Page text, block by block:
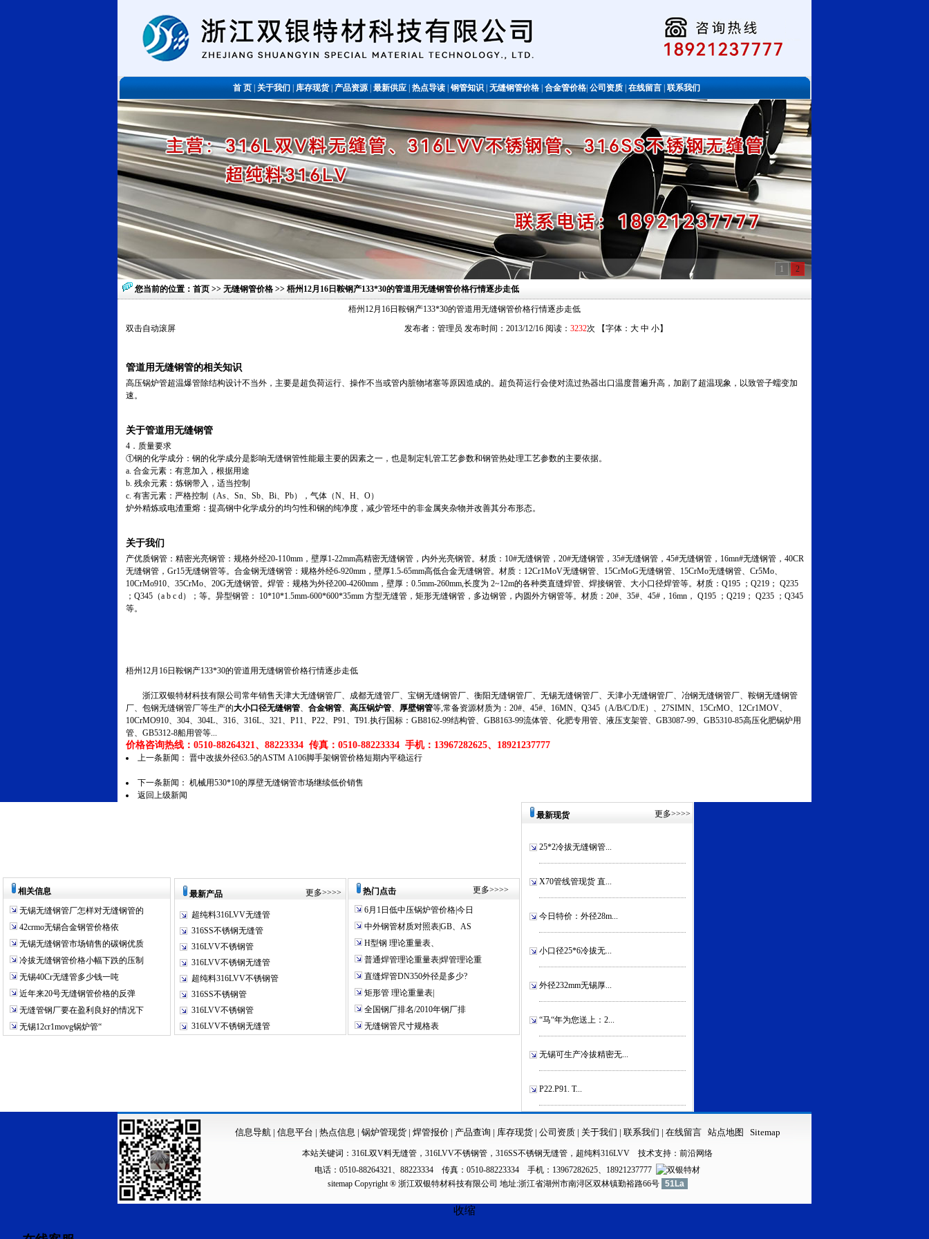
首 页关于我们库存现货|产品资源|最新供应|热点导读钢管知识无缝钢管价格合金管价格公司资质在线留言|联系我们
不锈钢管 1 2
您当前的位置： 首页 >> 无缝钢管价格 >> 梧州12月16日鞍钢产133*30的管道用无缝钢管价格行情逐步走低
梧州12月16日鞍钢产133*30的管道用无缝钢管价格行情逐步走低
双击自动滚屏
发布者：管理员 发布时间：2013/12/16 阅读： 3232次 【字体： 大 中 小】
管道用无缝钢管的相关知识
高压锅炉管超温爆管除结构设计不当外，主要是超负荷运行、操作不当或管内脏物堵塞等原因造成的。超负荷运行会使对流过热器出口温度普遍升高，加剧了超温现象，以致管子蠕变加
速。
关于管道用无缝钢管
4．质量要求
①钢的化学成分：钢的化学成分是影响无缝钢管性能最主要的因素之一，也是制定轧管工艺参数和钢管热处理工艺参数的主要依据。
a. 合金元素：有意加入，根据用途
b. 残余元素：炼钢带入，适当控制
c. 有害元素：严格控制（As、Sn、Sb、Bi、Pb），气体（N、H、O）
炉外精炼或电渣重熔：提高钢中化学成分的均匀性和钢的纯净度，减少管坯中的非金属夹杂物并改善其分布形态。
关于我们
产优质钢管：精密光亮钢管：规格外经20-110mm，壁厚1-22mm高精密无缝钢管，内外光亮钢管。材质：10#无缝钢管，20#无缝钢管，35#无缝钢管，45#无缝钢管，16mn#无缝钢管，40CR
无缝钢管，Gr15无缝钢管等。合金钢无缝钢管：规格外经6-920mm，壁厚1.5-65mm高低合金无缝钢管。材质：12Cr1MoV无缝钢管、15CrMoG无缝钢管、15CrMo无缝钢管、Cr5Mo、
10CrMo910、35CrMo、20G无缝钢管。焊管：规格为外径200-4260mm，壁厚：0.5mm-260mm,长度为 2~12m的各种类直缝焊管、焊接钢管、大小口径焊管等。材质：Q195 ；Q219； Q235
；Q345（a b c d）；等。异型钢管： 10*10*1.5mm-600*600*35mm 方型无缝管，矩形无缝钢管，多边钢管，内圆外方钢管等。材质：20#、35#、45#，16mn， Q195 ；Q219； Q235 ；Q345
等。
梧州12月16日鞍钢产133*30的管道用无缝钢管价格行情逐步走低
浙江双银特材科技有限公司常年销售天津大无缝钢管厂、成都无缝管厂、宝钢无缝钢管厂、衡阳无缝钢管厂、无锡无缝钢管厂、天津小无缝钢管厂、冶钢无缝钢管厂、鞍钢无缝钢管
厂、包钢无缝钢管厂等生产的大小口径无缝钢管、 合金钢管、 高压锅炉管、 厚壁钢管等,常备资源材质为：20#、45#、16MN、Q345（A/B/C/D/E）、27SIMN、15CrMO、12Cr1MOV、
10CrMO910、304、304L、316、316L、321、P11、P22、P91、T91.执行国标：GB8162-99结构管、GB8163-99流体管、化肥专用管、液压支架管、GB3087-99、GB5310-85高压化肥锅炉用
管、GB5312-8船用管等...
价格咨询热线：0510-88264321、88223334 传真：0510-88223334 手机：13967282625、18921237777
上一条新闻： 晋中改拔外径63.5的ASTM A106脚手架钢管价格短期内平稳运行
下一条新闻： 机械用530*10的厚壁无缝钢管市场继续低价销售
返回上级新闻
相关信息
无锡无缝钢管厂怎样对无缝钢管的
42crmo无锡合金钢管价格依
无锡无缝钢管市场销售的碳钢优质
冷拔无缝钢管价格小幅下跌的压制
无锡40Cr无缝管多少钱一吨
近年来20号无缝钢管价格的反弹
无缝管钢厂要在盈利良好的情况下
无锡12cr1movg锅炉管“
最新产品 更多>>>>
超纯料316LVV无缝管
316SS不锈钢无缝管
316LVV不锈钢管
316LVV不锈钢无缝管
超纯料316LVV不锈钢管
316SS不锈钢管
316LVV不锈钢管
316LVV不锈钢无缝管
热门点击 更多>>>>
6月1日低中压锅炉管价格|今日
中外钢管材质对照表|GB、AS
H型钢 理论重量表、
普通焊管理论重量表|焊管理论重
直缝焊管DN350外径是多少?
矩形管 理论重量表|
全国钢厂排名/2010年钢厂排
无缝钢管尺寸规格表
最新现货 更多>>>>
25*2冷拔无缝钢管...
X70管线管现货 直...
今日特价：外径28m...
小口径25*6冷拔无...
外径232mm无锡厚...
“马“年为您送上：2...
无锡可生产冷拔精密无...
P22.P91. T...
信息导航| 信息平台 | 热点信息 | 锅炉管现货 | 焊管报价| 产品查询 | 库存现货 | 公司资质 | 关于我们 | 联系我们 | 在线留言 站点地图 Sitemap
本站关键词： 316L双V料无缝管 ， 316LVV不锈钢管 ， 316SS不锈钢无缝管 ， 超纯料316LVV 技术支持： 前沿网络
电话：0510-88264321、88223334 传真：0510-88223334 手机：13967282625、18921237777
sitemapCopyright ® 浙江双银特材科技有限公司 地址:浙江省湖州市南浔区双林镇勤裕路66号 51La
收缩